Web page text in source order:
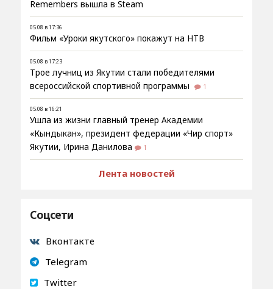
Remembers вышла в Steam
05.08 в 17:36
Фильм «Уроки якутского» покажут на НТВ
05.08 в 17:23
Трое лучниц из Якутии стали победителями
всероссийской спортивной программы
1
05.08 в 16:21
Ушла из жизни главный тренер Академии
«Кындыкан», президент федерации «Чир спорт»
Якутии, Ирина Данилова
1
Лента новостей
Соцсети
Вконтакте
Telegram
Twitter